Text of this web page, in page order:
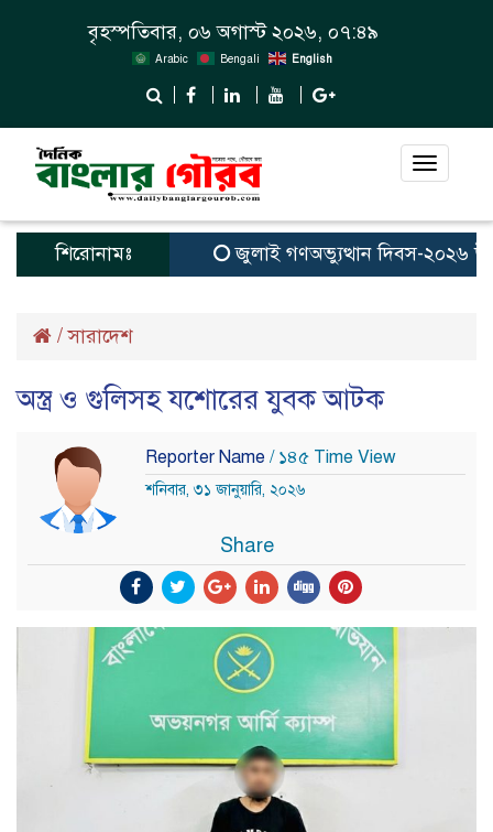
বৃহস্পতিবার, ০৬ অগাস্ট ২০২৬, ০৭:৪৯
Arabic Bengali English
Toggle
শিরোনামঃ জুলাই গণঅভ্যুত্থান দিবস-২০২৬
/সারাদেশ
অস্ত্র ও গুলিসহ যশোরের যুবক আটক
Reporter Name / ১৪৫ Time View
শনিবার, ৩১ জানুয়ারি, ২০২৬
Share